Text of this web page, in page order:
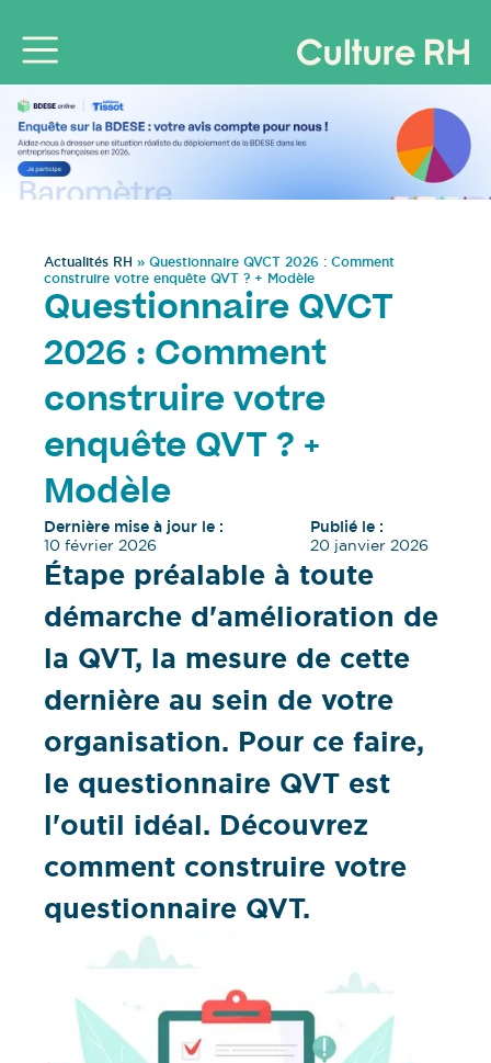
Actualités RH » Questionnaire QVCT 2026 : Comment
construire votre enquête QVT ? + Modèle
Questionnaire QVCT
2026 : Comment
construire votre
enquête QVT ? +
Modèle
Dernière mise à jour le :
10 février 2026
Publié le :
20 janvier 2026
Étape préalable à toute
démarche d'amélioration de
la QVT, la mesure de cette
dernière au sein de votre
organisation. Pour ce faire,
le questionnaire QVT est
l'outil idéal. Découvrez
comment construire votre
questionnaire QVT.